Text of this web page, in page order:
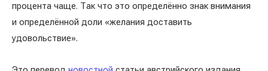
процента чаще. Так что это определённо знак внимания
и определённой доли «желания доставить
удовольствие».